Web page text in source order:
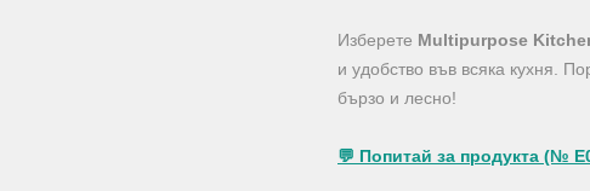
Изберете Multipurpose
и удобство във всяка кухня.
бързо и лесно!
💬 Попитай за продукта (№